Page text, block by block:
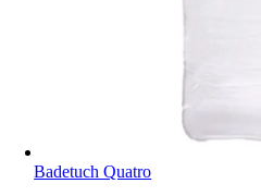
Badetuch Quatro